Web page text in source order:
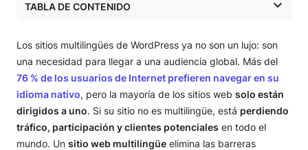
TABLA DE CONTENIDO
Por qué deberías hacer que tu sitio de WordPress sea
multilingüe (Principales beneficios)
Guía paso a paso: Cómo hacer que WordPress sea
multilingüe con TranslatePress
Problemas comunes y solución de problemas
¿Estás listo para convertirte en multilingüe? ¡Este es el
siguiente paso!
Los sitios multilingües de WordPress ya no son un lujo: son
una necesidad para llegar a una audiencia global. Más del
76 % de los usuarios de Internet prefieren navegar en su
idioma nativo, pero la mayoría de los sitios web solo están
dirigidos a uno. Si su sitio no es multilingüe, está perdiendo
tráfico, participación y clientes potenciales en todo el
mundo. Un sitio web multilingüe elimina las barreras